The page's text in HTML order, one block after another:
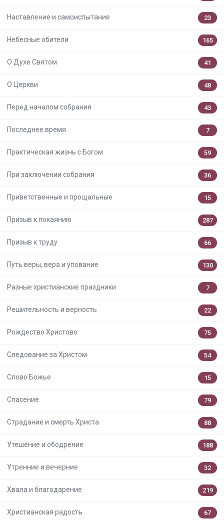
Наставление и самоиспытание 23
Небесные обители 165
О Духе Святом 41
О Церкви 48
Перед началом собрания 43
Последнее время 7
Практическая жизнь с Богом 59
При заключении собрания 36
Приветственные и прощальные 15
Призыв к покаянию 287
Призыв к труду 66
Путь веры, вера и упование 130
Разные христианские праздники 7
Решительность и верность 22
Рождество Христово 75
Следование за Христом 54
Слово Божье 15
Спасение 79
Страдание и смерть Христа 88
Утешение и ободрение 188
Утренние и вечерние 32
Хвала и благодарение 219
Христианская радость 67